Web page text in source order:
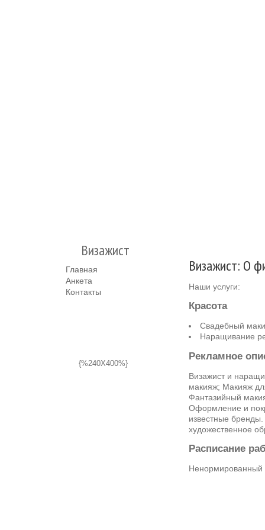
Визажист
Главная
Анкета
Контакты
{%240X400%}
Визажист: О
Наши услуги:
Красота
Свадебный
Наращивание
Рекламное
Визажист и
макияж; Макияж
Фантазийный
Оформление и
известные
художественное
Расписание
Ненормированный